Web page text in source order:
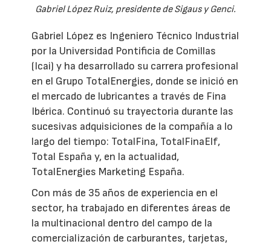
Gabriel López Ruiz, presidente de Sigaus y Genci.
Gabriel López es Ingeniero Técnico Industrial
por la Universidad Pontificia de Comillas
(Icai) y ha desarrollado su carrera profesional
en el Grupo TotalEnergies, donde se inició en
el mercado de lubricantes a través de Fina
Ibérica. Continuó su trayectoria durante las
sucesivas adquisiciones de la compañía a lo
largo del tiempo: TotalFina, TotalFinaElf,
Total España y, en la actualidad,
TotalEnergies Marketing España.
Con más de 35 años de experiencia en el
sector, ha trabajado en diferentes áreas de
la multinacional dentro del campo de la
comercialización de carburantes, tarjetas,